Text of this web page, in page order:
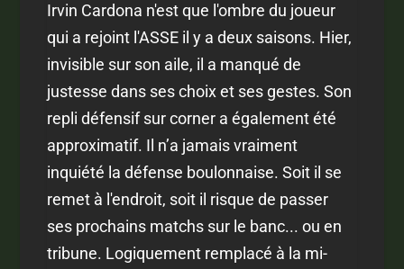
Irvin Cardona n'est que l'ombre du joueur
qui a rejoint l'ASSE il y a deux saisons. Hier,
invisible sur son aile, il a manqué de
justesse dans ses choix et ses gestes. Son
repli défensif sur corner a également été
approximatif. Il n’a jamais vraiment
inquiété la défense boulonnaise. Soit il se
remet à l'endroit, soit il risque de passer
ses prochains matchs sur le banc... ou en
tribune. Logiquement remplacé à la mi-